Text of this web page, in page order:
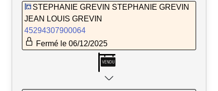
STEPHANIE GREVIN STEPHANIE GREVIN
JEAN LOUIS GREVIN
45294307900064
Fermé le 06/12/2025